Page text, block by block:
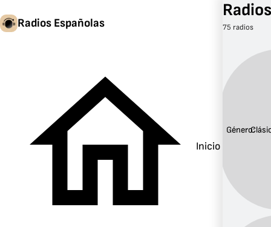
Radios Españolas
Inicio
75 radios
Género: